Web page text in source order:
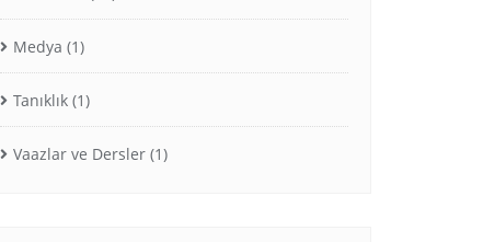
Medya (1)
Tanıklık (1)
Vaazlar ve Dersler (1)